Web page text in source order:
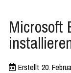
Microsoft
Erstellt 20.